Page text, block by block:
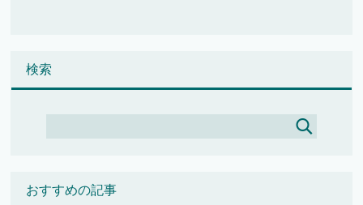
検索
おすすめの記事